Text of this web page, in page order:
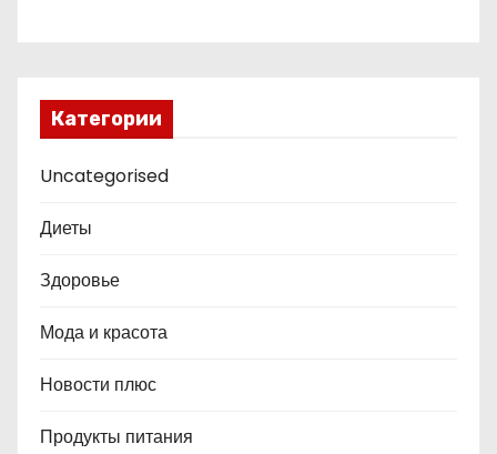
Категории
Uncategorised
Диеты
Здоровье
Мода и красота
Новости плюс
Продукты питания